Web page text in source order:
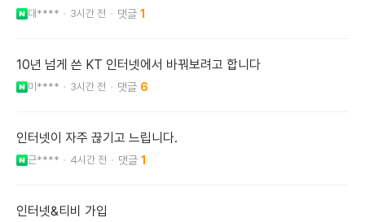
대**** 3시간 전 1
10년 넘게 쓴 KT 인터넷에서 바꿔보려고 합니다
미**** 3시간 전 6
인터넷이 자주 끊기고 느립니다.
근**** 4시간 전 1
인터넷&티비 가입